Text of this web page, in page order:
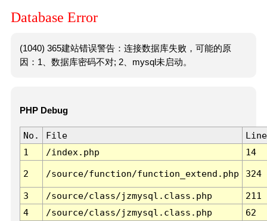
Database Error
(1040) 365建站错误警告：连接数据库失败，可能的原
因：1、数据库密码不对; 2、mysql未启动。
PHP Debug
No. File
Line
1
/index.php 14
2 /source/function/function_extend.php 324
3 /source/class/jzmysql.class.php
211
4
/source/class/jzmysql.class.php
62